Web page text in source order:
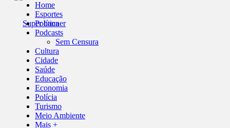
Home
Esportes
Política
Podcasts
Sem Censura
Cultura
Cidade
Saúde
Educação
Economia
Polícia
Turismo
Meio Ambiente
Mais +